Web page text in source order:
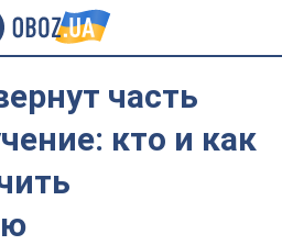
часть
кто и как